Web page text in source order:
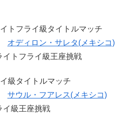
トフライ級タイトルマッチ
オディロン・サレタ(メキシコ)
トフライ級王座挑戦
級タイトルマッチ
サウル・フアレス(メキシコ)
級王座挑戦